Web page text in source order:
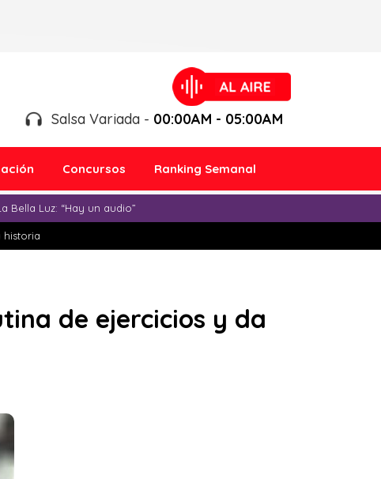
Salsa Variada - 00:00AM - 05:00AM
Concursos Ranking Semanal
Luz: “Hay un audio”
historia
de ejercicios y da